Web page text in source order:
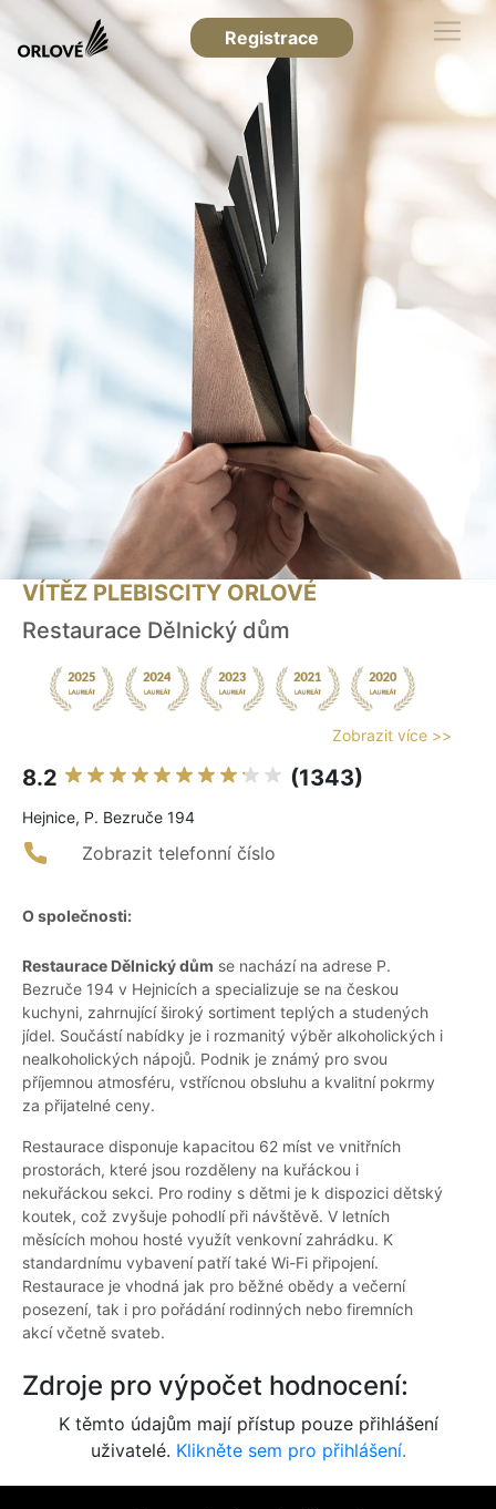
Registrace
VÍTĚZ PLEBISCITY ORLOVÉ
Restaurace Dělnický dům
Zobrazit více >>
8.2 (1343)
Hejnice, P. Bezruče 194
Zobrazit telefonní číslo
O společnosti:
Restaurace Dělnický dům se nachází na adrese P.
Bezruče 194 v Hejnicích a specializuje se na českou
kuchyni, zahrnující široký sortiment teplých a studených
jídel. Součástí nabídky je i rozmanitý výběr alkoholických i
nealkoholických nápojů. Podnik je známý pro svou
příjemnou atmosféru, vstřícnou obsluhu a kvalitní pokrmy
za přijatelné ceny.
Restaurace disponuje kapacitou 62 míst ve vnitřních
prostorách, které jsou rozděleny na kuřáckou i
nekuřáckou sekci. Pro rodiny s dětmi je k dispozici dětský
koutek, což zvyšuje pohodlí při návštěvě. V letních
měsících mohou hosté využít venkovní zahrádku. K
standardnímu vybavení patří také Wi-Fi připojení.
Restaurace je vhodná jak pro běžné obědy a večerní
posezení, tak i pro pořádání rodinných nebo firemních
akcí včetně svateb.
Zdroje pro výpočet hodnocení:
K těmto údajům mají přístup pouze přihlášení
uživatelé. Klikněte sem pro přihlášení.